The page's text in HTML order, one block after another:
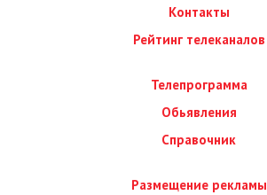
Контакты
Рейтинг телеканалов
Телепрограмма
Обьявления
Справочник
Размещение рекламы